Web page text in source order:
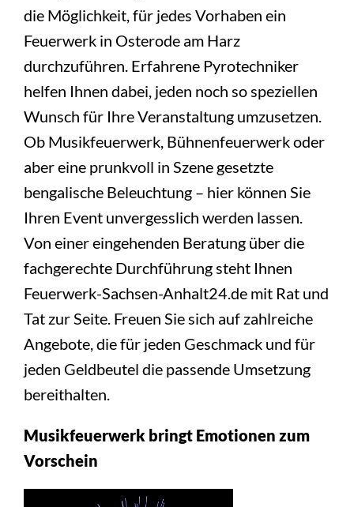
die Möglichkeit, für jedes Vorhaben ein
Feuerwerk in Osterode am Harz
durchzuführen. Erfahrene Pyrotechniker
helfen Ihnen dabei, jeden noch so speziellen
Wunsch für Ihre Veranstaltung umzusetzen.
Ob Musikfeuerwerk, Bühnenfeuerwerk oder
aber eine prunkvoll in Szene gesetzte
bengalische Beleuchtung – hier können Sie
Ihren Event unvergesslich werden lassen.
Von einer eingehenden Beratung über die
fachgerechte Durchführung steht Ihnen
Feuerwerk-Sachsen-Anhalt24.de mit Rat und
Tat zur Seite. Freuen Sie sich auf zahlreiche
Angebote, die für jeden Geschmack und für
jeden Geldbeutel die passende Umsetzung
bereithalten.
Musikfeuerwerk bringt Emotionen zum
Vorschein